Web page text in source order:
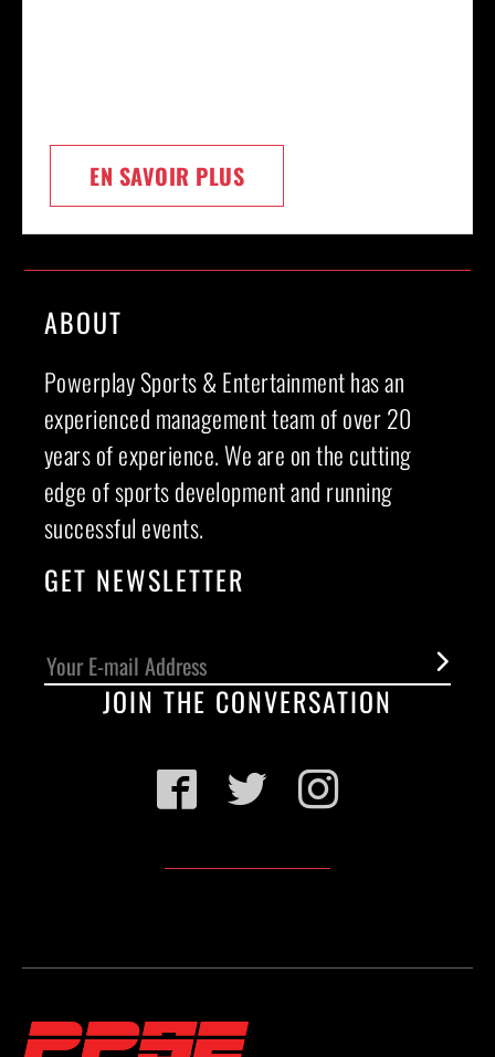
EN SAVOIR PLUS
ABOUT
Powerplay Sports & Entertainment has an
experienced management team of over 20
years of experience. We are on the cutting
edge of sports development and running
successful events.
GET NEWSLETTER
JOIN THE CONVERSATION